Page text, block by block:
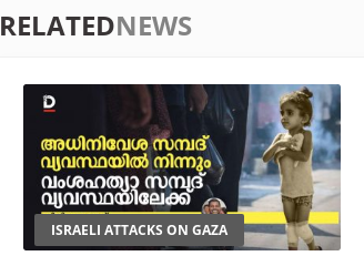
RELATEDNEWS
ISRAELI ATTACKS ON GAZA